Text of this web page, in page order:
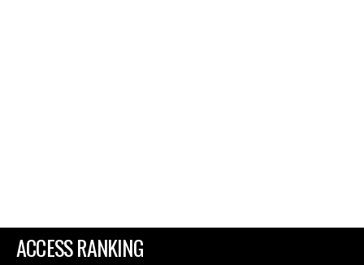
ACCESS RANKING